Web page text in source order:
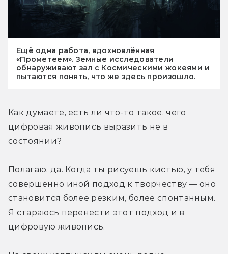
Ещё одна работа, вдохновлённая
«Прометеем». Земные исследователи
обнаруживают зал с Космическими жокеями и
пытаются понять, что же здесь произошло.
Как думаете, есть ли что-то такое, чего
цифровая живопись выразить не в
состоянии?
Полагаю, да. Когда ты рисуешь кистью, у тебя
совершенно иной подход к творчеству — оно
становится более резким, более спонтанным.
Я стараюсь перенести этот подход и в
цифровую живопись.